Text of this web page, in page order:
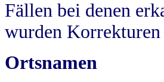
Fällen bei denen
wurden
Ortsnamen